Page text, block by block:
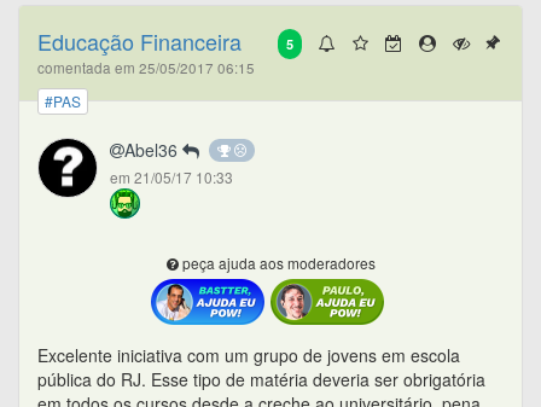
5
Educação Financeira
comentada em 25/05/2017 06:15
#PAS
Abel36
em 21/05/17 10:33
peça ajuda aos moderadores
Excelente iniciativa com um grupo de jovens em escola
pública do RJ. Esse tipo de matéria deveria ser obrigatória